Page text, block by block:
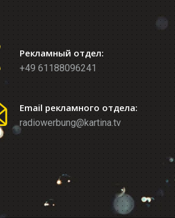
Рекламный отдел:
+49 61188096241
Email рекламного отдела:
radiowerbung@kartina.tv